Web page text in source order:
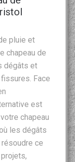
pluie et
chapeau de
dégâts et
Face
est
chapeau
les dégâts
ce